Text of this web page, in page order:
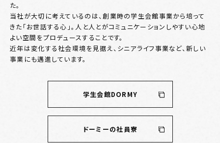
た。
当社が大切に考えているのは、創業時の学生会館事業から培って
きた「お世話する心」。人と人とがコミュニケーションしやすい心地
よい空間をプロデュースすることです。
近年は変化する社会環境を見据え、シニアライフ事業など、新しい
事業にも邁進しています。
学生会館DORMY
ドーミーの社員寮